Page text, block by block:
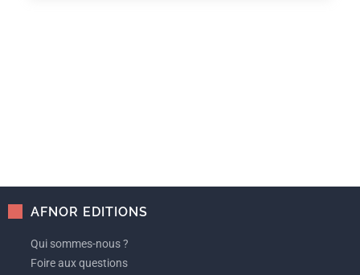
AFNOR EDITIONS
Qui sommes-nous ?
Foire aux questions